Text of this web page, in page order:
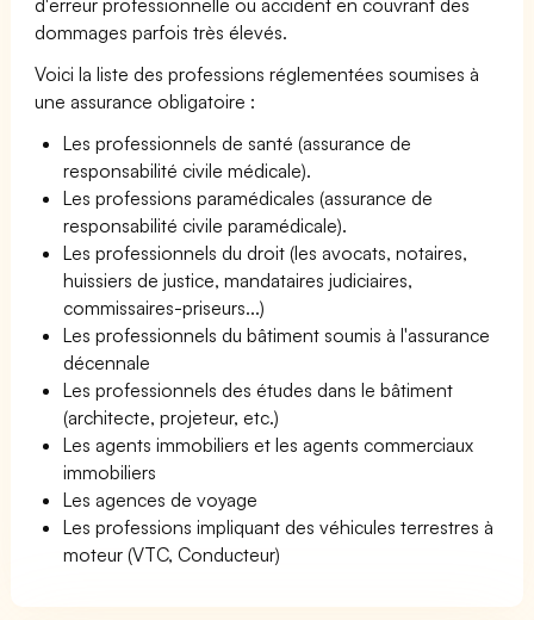
dommages parfois très élevés.
Voici la liste des professions réglementées soumises à
une assurance obligatoire :
Les professionnels de santé (assurance de
responsabilité civile médicale).
Les professions paramédicales (assurance de
responsabilité civile paramédicale).
Les professionnels du droit (les avocats, notaires,
huissiers de justice, mandataires judiciaires,
commissaires-priseurs...)
Les professionnels du bâtiment soumis à l'assurance
décennale
Les professionnels des études dans le bâtiment
(architecte, projeteur, etc.)
Les agents immobiliers et les agents commerciaux
immobiliers
Les agences de voyage
Les professions impliquant des véhicules terrestres à
moteur (VTC, Conducteur)